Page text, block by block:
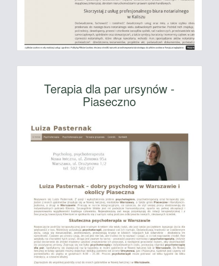
Terapia dla par ursynów -
Piaseczno